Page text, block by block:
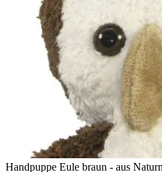
Handpuppe Eule braun - aus